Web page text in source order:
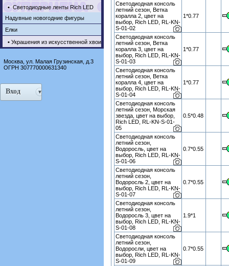
•Светодиодные ленты Rich LED
Надувные новогодние фигуры
Елки
• Украшения из искусственной хвои
Москва, ул. Малая Грузинская, д.3
ОГРН 307770000631340
Вход
Светодиодная консоль
летний сезон, Ветка
коралла 2, цвет на
выбор, Rich LED, RL-KN-
S-01-02
1*0.77
Светодиодная консоль
летний сезон, Ветка
коралла 3, цвет на
выбор, Rich LED, RL-KN-
S-01-03
1*0.77
Светодиодная консоль
летний сезон, Ветка
коралла 4, цвет на
выбор, Rich LED, RL-KN-
S-01-04
1*0.77
Светодиодная консоль
летний сезон, Морская
звезда, цвет на выбор,
Rich LED, RL-KN-S-01-
05
0.5*0.48
Светодиодная консоль
летний сезон,
Водоросль, цвет на
выбор, Rich LED, RL-KN-
S-01-06
0.7*0.55
Светодиодная консоль
летний сезон,
Водоросль 2, цвет на
выбор, Rich LED, RL-KN-
S-01-07
0.7*0.55
Светодиодная консоль
летний сезон,
Водоросль 3, цвет на
выбор, Rich LED, RL-KN-
S-01-08
1.9*1
Светодиодная консоль
летний сезон,
Водоросли, цвет на
выбор, Rich LED, RL-KN-
S-01-09
0.7*0.55